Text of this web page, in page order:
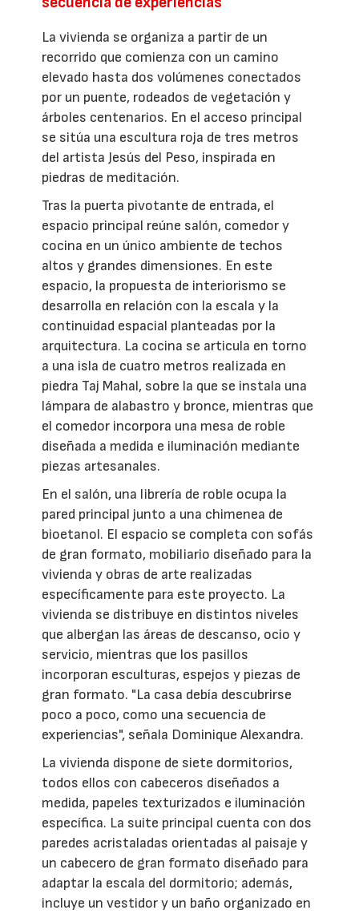
La vivienda se organiza a partir de un
recorrido que comienza con un camino
elevado hasta dos volúmenes conectados
por un puente, rodeados de vegetación y
árboles centenarios. En el acceso principal
se sitúa una escultura roja de tres metros
del artista Jesús del Peso, inspirada en
piedras de meditación.
Tras la puerta pivotante de entrada, el
espacio principal reúne salón, comedor y
cocina en un único ambiente de techos
altos y grandes dimensiones. En este
espacio, la propuesta de interiorismo se
desarrolla en relación con la escala y la
continuidad espacial planteadas por la
arquitectura. La cocina se articula en torno
a una isla de cuatro metros realizada en
piedra Taj Mahal, sobre la que se instala una
lámpara de alabastro y bronce, mientras que
el comedor incorpora una mesa de roble
diseñada a medida e iluminación mediante
piezas artesanales.
En el salón, una librería de roble ocupa la
pared principal junto a una chimenea de
bioetanol. El espacio se completa con sofás
de gran formato, mobiliario diseñado para la
vivienda y obras de arte realizadas
específicamente para este proyecto. La
vivienda se distribuye en distintos niveles
que albergan las áreas de descanso, ocio y
servicio, mientras que los pasillos
incorporan esculturas, espejos y piezas de
gran formato. "La casa debía descubrirse
poco a poco, como una secuencia de
experiencias", señala Dominique Alexandra.
La vivienda dispone de siete dormitorios,
todos ellos con cabeceros diseñados a
medida, papeles texturizados e iluminación
específica. La suite principal cuenta con dos
paredes acristaladas orientadas al paisaje y
un cabecero de gran formato diseñado para
adaptar la escala del dormitorio; además,
incluye un vestidor y un baño organizado en